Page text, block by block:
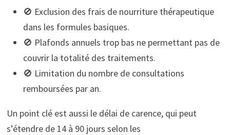
🚫 Exclusion des frais de nourriture thérapeutique
dans les formules basiques.
🚫 Plafonds annuels trop bas ne permettant pas de
couvrir la totalité des traitements.
🚫 Limitation du nombre de consultations
remboursées par an.
Un point clé est aussi le délai de carence, qui peut
s’étendre de 14 à 90 jours selon les